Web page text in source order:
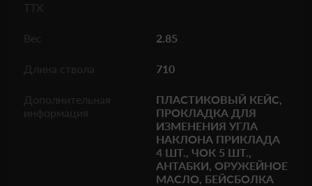
ТТХ
Вес 2.85
Длина ствола 710
Дополнительная
информация
ПЛАСТИКОВЫЙ КЕЙС,
ПРОКЛАДКА ДЛЯ
ИЗМЕНЕНИЯ УГЛА
НАКЛОНА ПРИКЛАДА
4 ШТ., ЧОК 5 ШТ.,
АНТАБКИ, ОРУЖЕЙНОЕ
МАСЛО, БЕЙСБОЛКА